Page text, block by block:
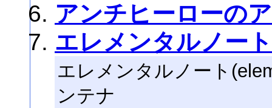
アンチヒーローの
エレメンタルノー
エレメンタルノート
ンテナ